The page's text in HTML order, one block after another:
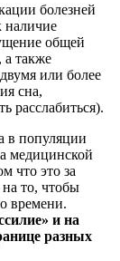
болезней
наличие
общей
а также
или более
сна,
расслабиться).
в популяции
медицинской
что это за
на то, чтобы
времени.
и на
разных